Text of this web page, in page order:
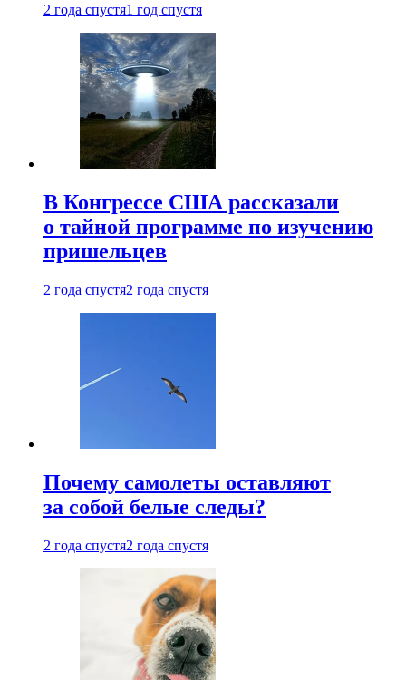
2 года спустя1 год спустя
В Конгрессе США рассказали
о тайной программе по изучению
пришельцев
2 года спустя2 года спустя
Почему самолеты оставляют
за собой белые следы?
2 года спустя2 года спустя